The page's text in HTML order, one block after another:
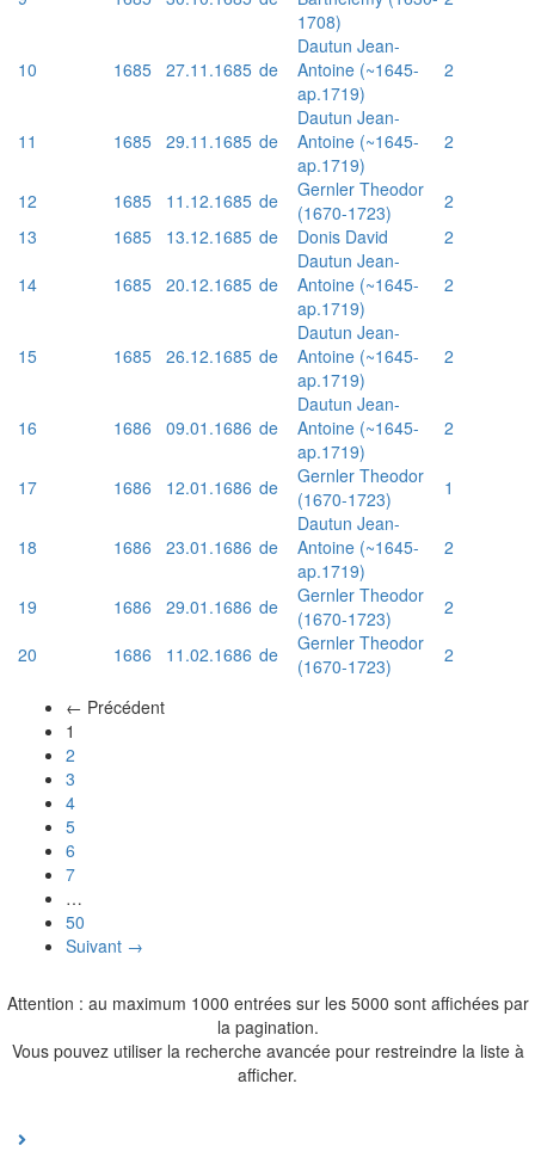
1708)
10 1685 27.11.1685 de
Dautun Jean-
Antoine (~1645-
ap.1719)
2
11 1685 29.11.1685 de
Dautun Jean-
Antoine (~1645-
ap.1719)
2
12 1685 11.12.1685 de
Gernler Theodor
(1670-1723)
2
13
1685 13.12.1685 de Donis David
2
14
1685 20.12.1685 de
Dautun Jean-
Antoine (~1645-
ap.1719)
2
15 1685 26.12.1685 de
Dautun Jean-
Antoine (~1645-
ap.1719)
2
16 1686 09.01.1686 de
Dautun Jean-
Antoine (~1645-
ap.1719)
2
17 1686 12.01.1686 de
Gernler Theodor
(1670-1723)
1
18 1686 23.01.1686 de
Dautun Jean-
Antoine (~1645-
ap.1719)
2
19 1686 29.01.1686 de
Gernler Theodor
(1670-1723)
2
20
1686 11.02.1686 de
Gernler Theodor
(1670-1723)
2
← Précédent
1
2
3
4
5
6
7
…
50
Suivant →
Attention : au maximum 1000 entrées sur les 5000 sont affichées par
la pagination.
Vous pouvez utiliser la recherche avancée pour restreindre la liste à
afficher.